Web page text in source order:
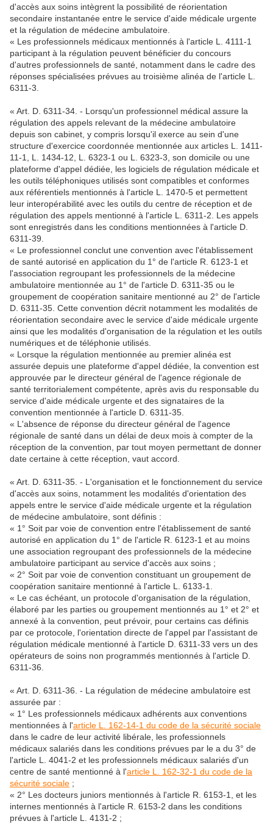
d'accès aux soins intègrent la possibilité de réorientation
secondaire instantanée entre le service d'aide médicale urgente
et la régulation de médecine ambulatoire.
« Les professionnels médicaux mentionnés à l'article L. 4111-1
participant à la régulation peuvent bénéficier du concours
d'autres professionnels de santé, notamment dans le cadre des
réponses spécialisées prévues au troisième alinéa de l'article L.
6311-3.
« Art. D. 6311-34. - Lorsqu'un professionnel médical assure la
régulation des appels relevant de la médecine ambulatoire
depuis son cabinet, y compris lorsqu'il exerce au sein d'une
structure d'exercice coordonnée mentionnée aux articles L. 1411-
11-1, L. 1434-12, L. 6323-1 ou L. 6323-3, son domicile ou une
plateforme d'appel dédiée, les logiciels de régulation médicale et
les outils téléphoniques utilisés sont compatibles et conformes
aux référentiels mentionnés à l'article L. 1470-5 et permettent
leur interopérabilité avec les outils du centre de réception et de
régulation des appels mentionné à l'article L. 6311-2. Les appels
sont enregistrés dans les conditions mentionnées à l'article D.
6311-39.
« Le professionnel conclut une convention avec l'établissement
de santé autorisé en application du 1° de l'article R. 6123-1 et
l'association regroupant les professionnels de la médecine
ambulatoire mentionnée au 1° de l'article D. 6311-35 ou le
groupement de coopération sanitaire mentionné au 2° de l'article
D. 6311-35. Cette convention décrit notamment les modalités de
réorientation secondaire avec le service d'aide médicale urgente
ainsi que les modalités d'organisation de la régulation et les outils
numériques et de téléphonie utilisés.
« Lorsque la régulation mentionnée au premier alinéa est
assurée depuis une plateforme d'appel dédiée, la convention est
approuvée par le directeur général de l'agence régionale de
santé territorialement compétente, après avis du responsable du
service d'aide médicale urgente et des signataires de la
convention mentionnée à l'article D. 6311-35.
« L'absence de réponse du directeur général de l'agence
régionale de santé dans un délai de deux mois à compter de la
réception de la convention, par tout moyen permettant de donner
date certaine à cette réception, vaut accord.
« Art. D. 6311-35. - L'organisation et le fonctionnement du service
d'accès aux soins, notamment les modalités d'orientation des
appels entre le service d'aide médicale urgente et la régulation
de médecine ambulatoire, sont définis :
« 1° Soit par voie de convention entre l'établissement de santé
autorisé en application du 1° de l'article R. 6123-1 et au moins
une association regroupant des professionnels de la médecine
ambulatoire participant au service d'accès aux soins ;
« 2° Soit par voie de convention constituant un groupement de
coopération sanitaire mentionné à l'article L. 6133-1.
« Le cas échéant, un protocole d'organisation de la régulation,
élaboré par les parties ou groupement mentionnés au 1° et 2° et
annexé à la convention, peut prévoir, pour certains cas définis
par ce protocole, l'orientation directe de l'appel par l'assistant de
régulation médicale mentionné à l'article D. 6311-33 vers un des
opérateurs de soins non programmés mentionnés à l'article D.
6311-36.
« Art. D. 6311-36. - La régulation de médecine ambulatoire est
assurée par :
« 1° Les professionnels médicaux adhérents aux conventions
mentionnées à l'article L. 162-14-1 du code de la sécurité sociale
dans le cadre de leur activité libérale, les professionnels
médicaux salariés dans les conditions prévues par le a du 3° de
l'article L. 4041-2 et les professionnels médicaux salariés d'un
centre de santé mentionné à l'article L. 162-32-1 du code de la
sécurité sociale ;
« 2° Les docteurs juniors mentionnés à l'article R. 6153-1, et les
internes mentionnés à l'article R. 6153-2 dans les conditions
prévues à l'article L. 4131-2 ;